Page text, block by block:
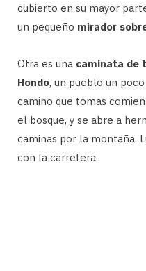
cubierto en su mayor
un pequeño mirador
Otra es una caminata de
Hondo, un pueblo un
camino que tomas
el bosque, y se abre a
caminas por la montaña.
con la carretera.